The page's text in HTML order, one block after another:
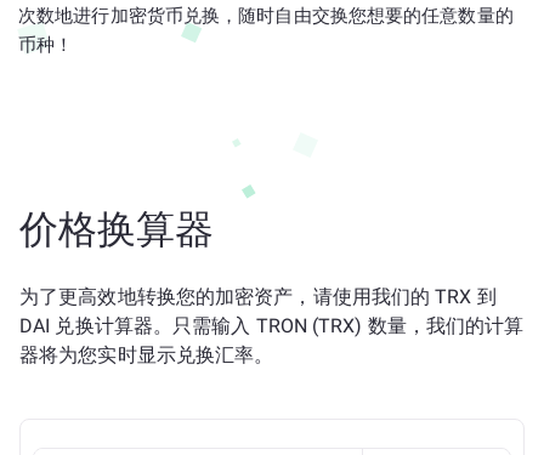
次数地进行加密货币兑换，随时自由交换您想要的任意数量的
币种！
价格换算器
为了更高效地转换您的加密资产，请使用我们的 TRX 到
DAI 兑换计算器。只需输入 TRON (TRX) 数量，我们的计算
器将为您实时显示兑换汇率。